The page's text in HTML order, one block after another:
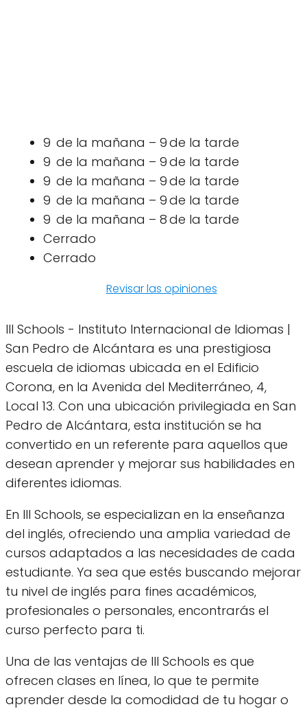
9 de la mañana – 9 de la tarde
9 de la mañana – 9 de la tarde
9 de la mañana – 9 de la tarde
9 de la mañana – 9 de la tarde
9 de la mañana – 8 de la tarde
Cerrado
Cerrado
Revisar las opiniones
III Schools - Instituto Internacional de Idiomas |
San Pedro de Alcántara es una prestigiosa
escuela de idiomas ubicada en el Edificio
Corona, en la Avenida del Mediterráneo, 4,
Local 13. Con una ubicación privilegiada en San
Pedro de Alcántara, esta institución se ha
convertido en un referente para aquellos que
desean aprender y mejorar sus habilidades en
diferentes idiomas.
En III Schools, se especializan en la enseñanza
del inglés, ofreciendo una amplia variedad de
cursos adaptados a las necesidades de cada
estudiante. Ya sea que estés buscando mejorar
tu nivel de inglés para fines académicos,
profesionales o personales, encontrarás el
curso perfecto para ti.
Una de las ventajas de III Schools es que
ofrecen clases en línea, lo que te permite
aprender desde la comodidad de tu hogar o